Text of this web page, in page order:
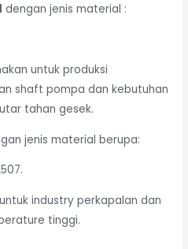
dengan jenis material :
untuk produksi
shaft pompa dan kebutuhan
tahan gesek.
jenis material berupa:
industry perkapalan dan
tinggi.